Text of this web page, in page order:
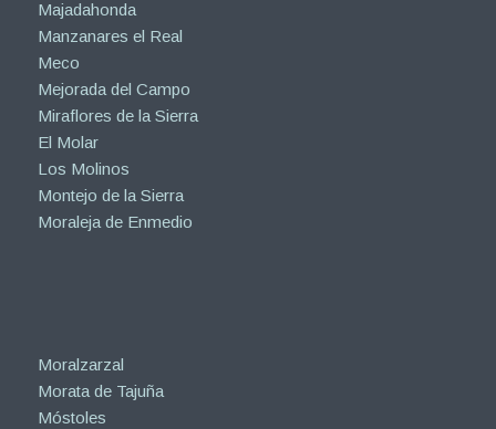
Majadahonda
Manzanares el Real
Meco
Mejorada del Campo
Miraflores de la Sierra
El Molar
Los Molinos
Montejo de la Sierra
Moraleja de Enmedio
Moralzarzal
Morata de Tajuña
Móstoles